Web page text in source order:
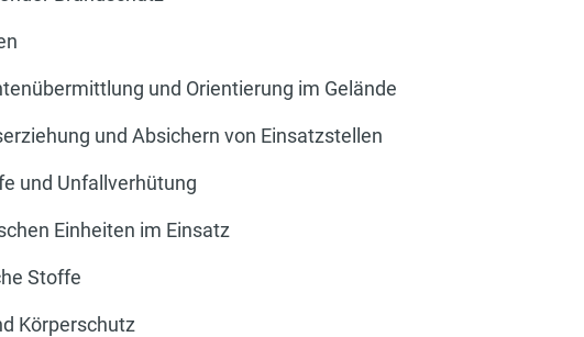
und Orientierung im Gelände
und Absichern von Einsatzstellen
und Unfallverhütung
Einheiten im Einsatz
Stoffe
Körperschutz